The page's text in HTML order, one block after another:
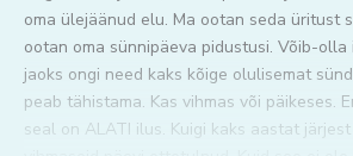
oma ülejäänud elu. Ma ootan seda üritust
ootan oma sünnipäeva pidustusi. Võib-olla
jaoks ongi need kaks kõige olulisemat
peab tähistama. Kas vihmas või päikeses.
seal on ALATI ilus. Kuigi kaks aastat